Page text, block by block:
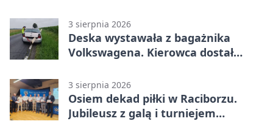
3 sierpnia 2026
Deska wystawała z bagażnika
Volkswagena. Kierowca dostał
3 sierpnia 2026
Osiem dekad piłki w Raciborzu.
Jubileusz z galą i turniejem